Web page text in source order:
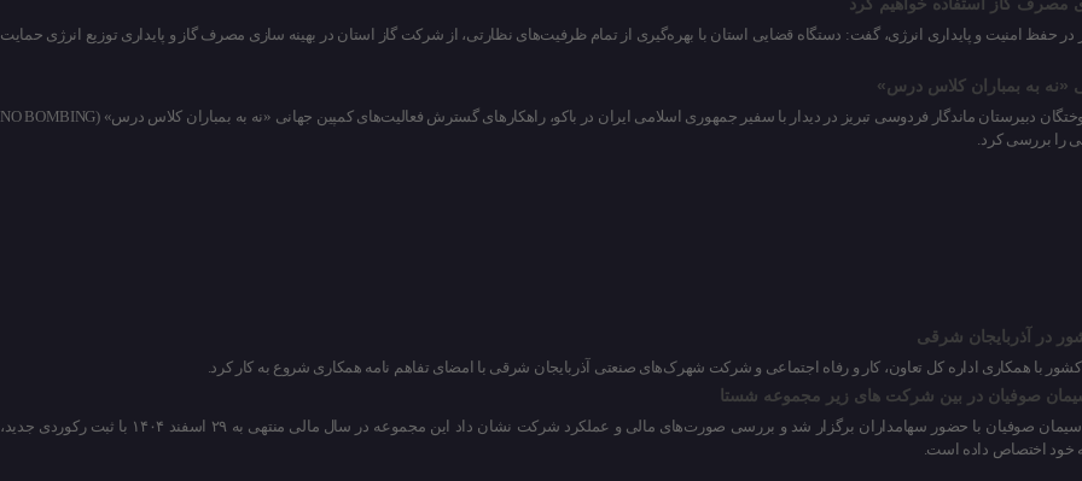
در حفظ امنیت و پایداری انرژی، گفت: دستگاه قضایی استان با بهره‌گیری از تمام ظرفیت‌های نظارتی، از شرکت گاز استان در بهینه سازی مصرف گاز و پایداری توزیع انرژی حمایت
«نه به بمباران کلاس درس»
محمد نجاری کهنمویی، مدیرعامل انجمن دانش‌آموختگان دبیرستان ماندگار فردوسی تبریز در دیدار با سفیر جمهوری اسلامی ایران در باکو، راهکارهای گسترش فعالیت‌های کمپین جهانی «نه به بمباران کلاس درس» (NO BOMBING
در آذربایجان شرقی
با همکاری اداره کل تعاون، کار و رفاه اجتماعی و شرکت شهرک‌های صنعتی آذربایجان شرقی با امضای تفاهم نامه همکاری شروع به کار کرد.
صوفیان در بین شرکت های زیر مجموعه شستا
مجمع عمومی عادی سالیانه و فوق‌العاده شرکت سیمان صوفیان با حضور سهامداران برگزار شد و بررسی صورت‌های مالی و عملکرد شرکت نشان داد این مجموعه در سال مالی منتهی به ۲۹ اسفند ۱۴۰۴ با ثبت رکوردی جدید،
خود اختصاص داده است.